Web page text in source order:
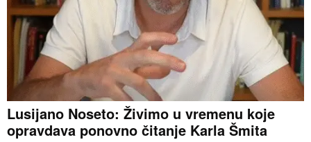
Lusijano Noseto: Živimo u vremenu koje
opravdava ponovno čitanje Karla Šmita